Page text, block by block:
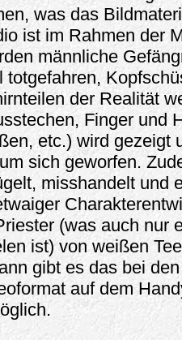
was das
ist im Rahmen der
männliche
totgefahren,
der Realität
Finger und
etc.) wird gezeigt
sich geworfen.
misshandelt und
(was auch nur
ist) von weißen
gibt es das bei
auf dem